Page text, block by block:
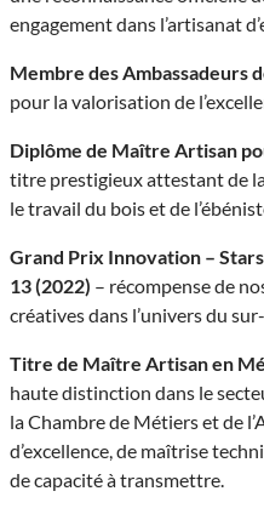
engagement dans l’artisanat
Membre des Ambassadeurs
pour la valorisation de
Diplôme de Maître Artisan
titre prestigieux attestant de
le travail du bois et de
Grand Prix Innovation –
13 (2022) – récompense de
créatives dans l’univers du
Titre de Maître Artisan en
haute distinction dans le
la Chambre de Métiers et de
d’excellence, de maîtrise
de capacité à transmettre.